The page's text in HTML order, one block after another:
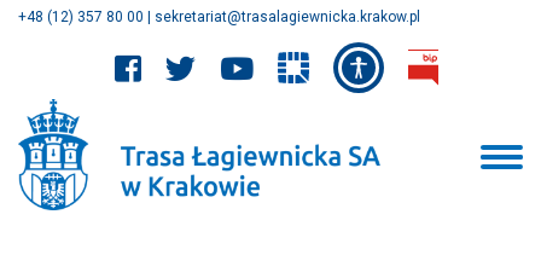
+48 (12) 357 80 00 sekretariat@trasalagiewnicka.krakow.pl